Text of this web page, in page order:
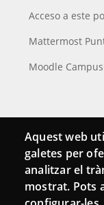
Acceso a este
Mattermost
Moodle
Conecta
Contacto
Hemeroteca
Aquest web
galetes per
analitzar el
mostrat. Pots